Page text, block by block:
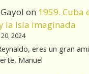
on 1959. Cuba
la Isla imaginada
2024
eres un gran
Manuel